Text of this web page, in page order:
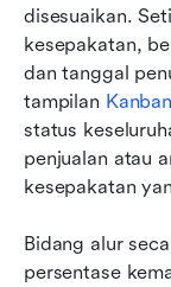
disesuaikan.
kesepakatan,
dan tanggal
tampilan Kanban
status
penjualan atau
kesepakatan
Bidang alur
persentase